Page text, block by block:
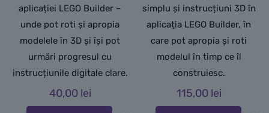
aplicației LEGO Builder –
unde pot roti și apropia
modelele în 3D și își pot
urmări progresul cu
instrucțiunile digitale clare.
40,00 lei
simplu și instrucțiuni 3D în
aplicația LEGO Builder, în
care pot apropia și roti
modelul în timp ce îl
construiesc.
115,00 lei